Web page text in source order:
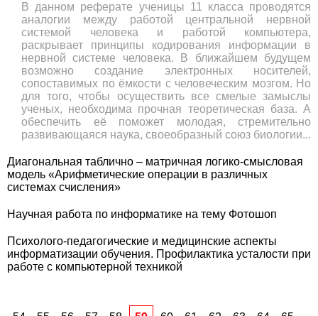
В данном реферате ученицы 11 класса проводятся
аналогии между работой центральной нервной
системой человека и работой компьютера,
раскрывает принципы кодирования информации в
нервной системе человека. В ближайшем будущем
возможно создание электронных носителей,
сопоставимых по ёмкости с человеческим мозгом. Но
для того, чтобы осуществить все смелые замыслы
ученых, необ­ходима прочная теоретическая база. А
обеспечить её поможет молодая, стремительно
развивающаяся наука, своеобразный союз биологии...
Диагональная таблично – матричная логико-смысловая
модель «Арифметические операции в различных
системах счисления»
Научная работа по информатике на тему Фотошоп
Психолого-педагогические и медицинские аспекты
информатизации обучения. Профилактика усталости при
работе с компьютерной техникой